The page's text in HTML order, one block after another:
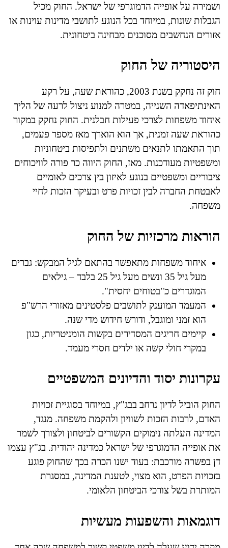
ושמירה על אופייה הדמוגרפי של ישראל. החוק מכיל
הגבלות שונות, במיוחד בכל הנוגע לתושבי מדינות עוינות או
אזורים הנחשבים מסוכנים מבחינה ביטחונית.
היסטוריה של החוק
חוק זה נחקק בשנת 2003, כהוראת שעה, על רקע
האינתיפאדה השנייה, במטרה למנוע ניצול לרעה של הליך
איחוד משפחות לצרכי פעילות חבלנית. החוק נחקק במקור
כהוראת שעה זמנית, אך הוא הוארך מאז מספר פעמים,
תוך התאמתו לתנאים משתנים ולתפיסות ביטחוניות
ומשפטיות מעודכנות. מאז, החוק היווה כר פורה לוויכוחים
ציבוריים ומשפטיים בנוגע לאיזון בין צרכים לאומיים
לאבטחת החברה לבין זכויות פרט ובעיקר הזכות לחיי
משפחה.
הוראות מרכזיות של החוק
איחוד משפחות מתאפשר בהתאם לגיל המבקש: גברים
מעל גיל 35 ונשים מעל גיל 25 בלבד – גילאים
המוגדרים כ"בטוחים יחסית".
המעמד המוענק לתושבים פלסטינים מאזורי הרש"פ
הוא זמני ומוגבל, ודורש חידוש מדי שנה.
קיימים חריגים המסדירים בקשות הומניטריות, כגון
במקרי חולי קשה או ילדים חסרי מעמד.
עקרונות יסוד והדיונים המשפטיים
החוק הוביל לדיון נרחב בבג"ץ, במיוחד בסוגיית זכויות
האדם, לרבות הזכות לשוויון ולהקמת משפחה. מנגד,
המדינה העלתה נימוקים הקשורים לביטחון ולצורך לשמר
את אופייה הדמוגרפי של ישראל כמדינה יהודית. בג"ץ עצמו
דן בפשרה מורכבת: בעוד ישנו הכרה בכך שהחוק פוגע
בזכויות הפרט, הוא מצוי, לטענת המדינה, במסגרת
המותרת בשל צורכי הביטחון הלאומי.
דוגמאות והשפעות מעשיות